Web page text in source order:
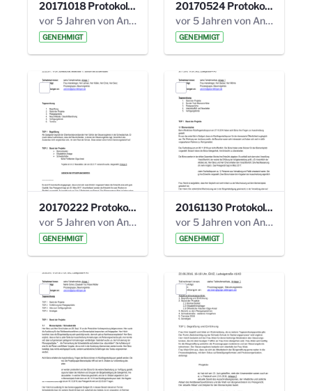
20171018 Protokoll 21. Steuerungskreis.pdf
vor 5 Jahren von Anni Schlumberger
GENEHMIGT
20170524 Protokoll 20. Steuerungskreis.pdf
vor 5 Jahren von Anni Schlumberger
GENEHMIGT
20170222 Protokoll 19. Steuerungskreis.pdf
vor 5 Jahren von Anni Schlumberger
GENEHMIGT
20161130 Protokoll 18. Steuerungskreis.pdf
vor 5 Jahren von Anni Schlumberger
GENEHMIGT